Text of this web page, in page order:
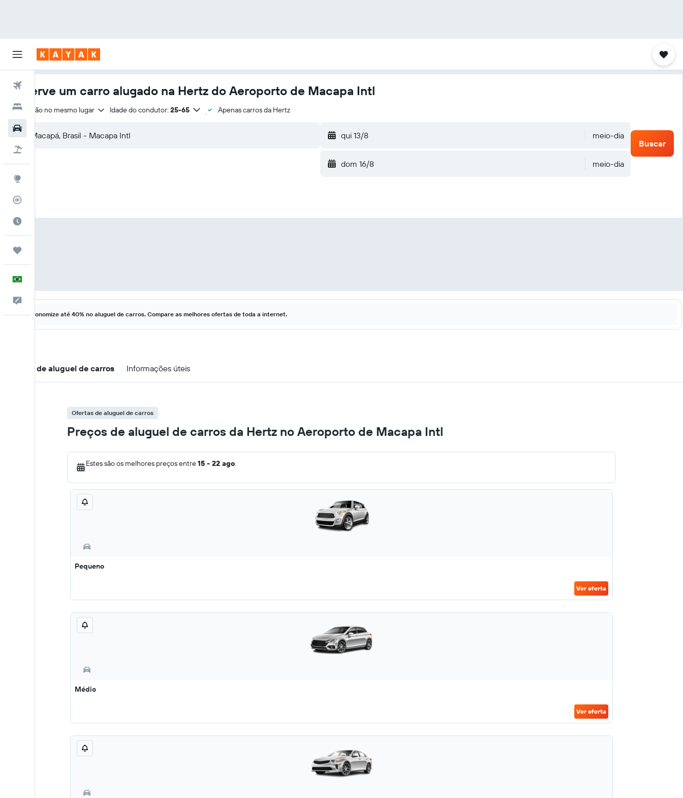
Hotéis
Comentários
Reserve um carro alugado na Hertz do Aeroporto de Macapa Intl
Devolução no mesmo lugar Idade do condutor: 25-65 Apenas carros da Hertz
qui 13/8 meio-dia
dom 16/8 meio-dia
Buscar
Economize até 40% no aluguel de carros. Compare as melhores ofertas de toda a internet.
Ofertas de aluguel de carros Informações úteis
Ofertas de aluguel de carros
Preços de aluguel de carros da Hertz no Aeroporto de Macapa Intl
Estes são os melhores preços entre15 - 22 ago.
Pequeno
Ver oferta
Médio
Ver oferta